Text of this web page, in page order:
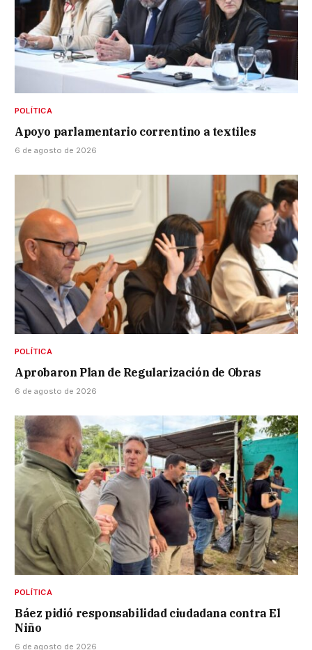
POLÍTICA
Apoyo parlamentario correntino a textiles
6 de agosto de 2026
POLÍTICA
Aprobaron Plan de Regularización de Obras
6 de agosto de 2026
POLÍTICA
Báez pidió responsabilidad ciudadana contra El
Niño
6 de agosto de 2026